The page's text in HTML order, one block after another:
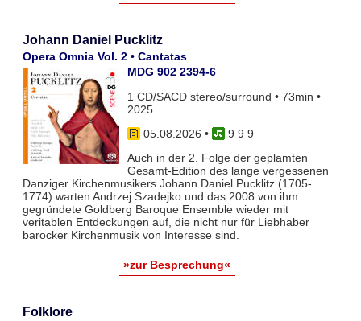
Johann Daniel Pucklitz
Opera Omnia Vol. 2 • Cantatas
MDG 902 2394-6
1 CD/SACD stereo/surround • 73min •
2025
05.08.2026 •
9 9 9
Auch in der 2. Folge der geplamten
Gesamt-Edition des lange vergessenen
Danziger Kirchenmusikers Johann Daniel Pucklitz (1705-
1774) warten Andrzej Szadejko und das 2008 von ihm
gegründete Goldberg Baroque Ensemble wieder mit
veritablen Entdeckungen auf, die nicht nur für Liebhaber
barocker Kirchenmusik von Interesse sind.
»zur Besprechung«
Folklore